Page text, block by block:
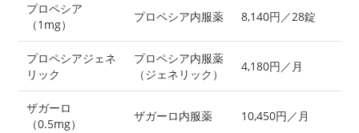
プロペシア
（1mg）
プロペシア内服薬 8,140円／28錠
プロペシアジェネ
リック
プロペシア内服薬
（ジェネリック）
4,180円／月
ザガーロ
（0.5mg）
ザガーロ内服薬 10,450円／月